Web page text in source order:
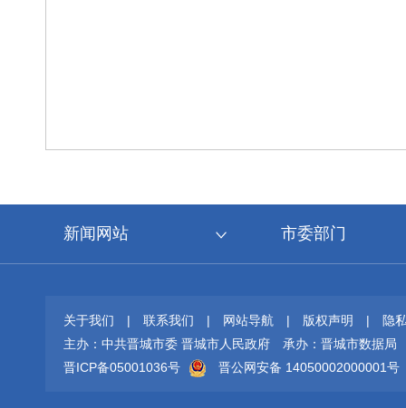
新闻网站 市委部门
关于我们 | 联系我们 | 网站导航 | 版权声明 |
隐
主办：中共晋城市委 晋城市人民政府
承办：晋城市数据局
晋ICP备05001036号
晋公网安备 14050002000001号